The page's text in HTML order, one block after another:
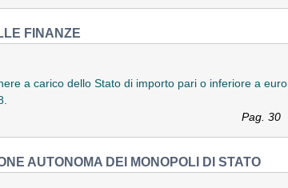
FINANZE
a carico dello Stato di importo pari o inferiore a euro
Pag. 30
AUTONOMA DEI MONOPOLI DI STATO